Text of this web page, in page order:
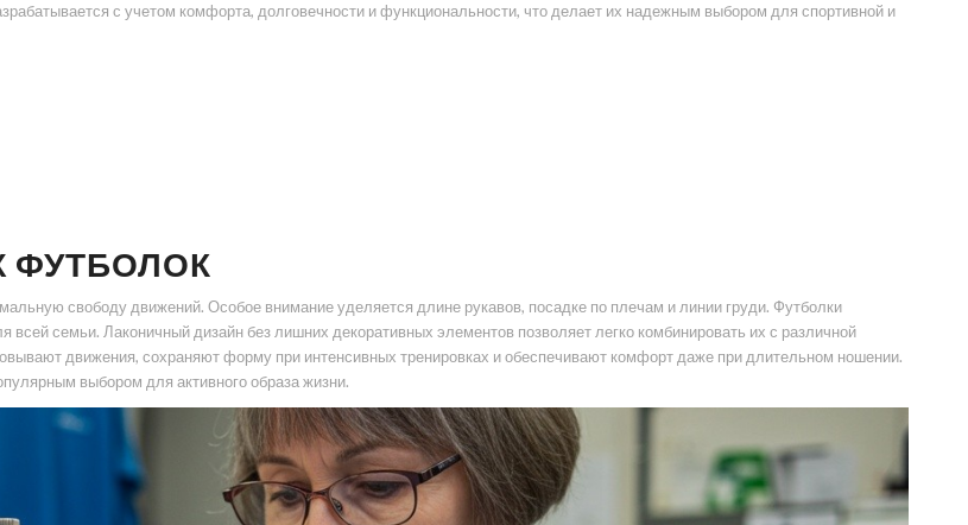
с учетом комфорта, долговечности и функциональности, что делает их надежным выбором для спортивной и
ФУТБОЛОК
свободу движений. Особое внимание уделяется длине рукавов, посадке по плечам и линии груди. Футболки
семьи. Лаконичный дизайн без лишних декоративных элементов позволяет легко комбинировать их с различной
движения, сохраняют форму при интенсивных тренировках и обеспечивают комфорт даже при длительном ношении.
выбором для активного образа жизни.